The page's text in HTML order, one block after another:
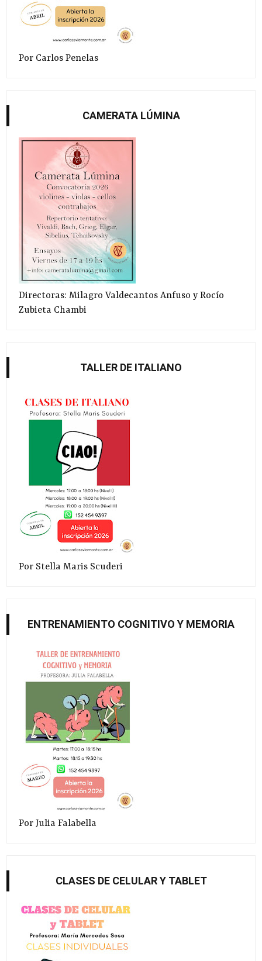
Por Carlos Penelas
CAMERATA LÚMINA
Directoras: Milagro Valdecantos Anfuso y Rocío
Zubieta Chambi
TALLER DE ITALIANO
Por Stella Maris Scuderi
ENTRENAMIENTO COGNITIVO Y MEMORIA
Por Julia Falabella
CLASES DE CELULAR Y TABLET